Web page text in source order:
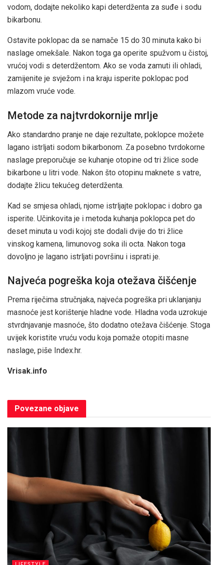
vodom, dodajte nekoliko kapi deterdženta za suđe i sodu
bikarbonu.
Ostavite poklopac da se namače 15 do 30 minuta kako bi
naslage omekšale. Nakon toga ga operite spužvom u čistoj,
vrućoj vodi s deterdžentom. Ako se voda zamuti ili ohladi,
zamijenite je svježom i na kraju isperite poklopac pod
mlazom vruće vode.
Metode za najtvrdokornije mrlje
Ako standardno pranje ne daje rezultate, poklopce možete
lagano istrljati sodom bikarbonom. Za posebno tvrdokorne
naslage preporučuje se kuhanje otopine od tri žlice sode
bikarbone u litri vode. Nakon što otopinu maknete s vatre,
dodajte žlicu tekućeg deterdženta.
Kad se smjesa ohladi, njome istrljajte poklopac i dobro ga
isperite. Učinkovita je i metoda kuhanja poklopca pet do
deset minuta u vodi kojoj ste dodali dvije do tri žlice
vinskog kamena, limunovog soka ili octa. Nakon toga
dovoljno je lagano istrljati površinu i isprati je.
Najveća pogreška koja otežava čišćenje
Prema riječima stručnjaka, najveća pogreška pri uklanjanju
masnoće jest korištenje hladne vode. Hladna voda uzrokuje
stvrdnjavanje masnoće, što dodatno otežava čišćenje. Stoga
uvijek koristite vruću vodu koja pomaže otopiti masne
naslage, piše Index.hr.
Vrisak.info
Povezane objave